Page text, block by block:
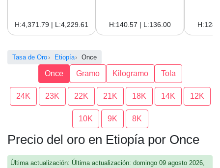
H:4,371.79 | L:4,229.61 H:140.57 | L:136.00
Tasa de Oro Etiopía Once
Once Gramo Kilogramo Tola
24K 23K 22K 21K 18K 14K 12K
10K 9K 8K
Precio del oro en Etiopía por Once
Última actualización: Última actualización: domingo 09 agosto 2026,